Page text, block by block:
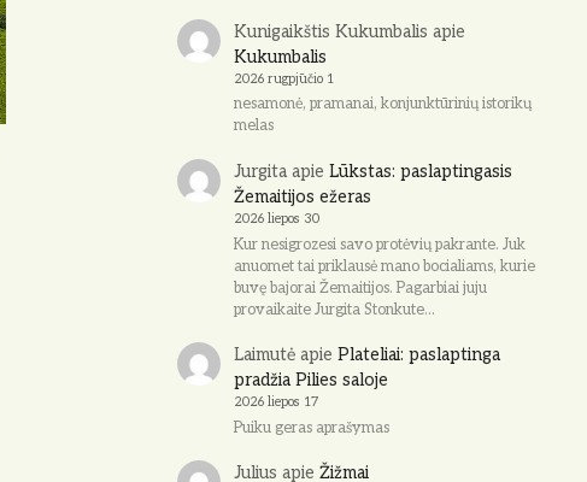
Kunigaikštis Kukumbalis apie
Kukumbalis
2026 rugpjūčio 1
nesamonė, pramanai, konjunktūrinių istorikų
melas
Jurgitaapie Lūkstas: paslaptingasis
Žemaitijos ežeras
2026 liepos 30
Kur nesigrozesi savo protėvių pakrante. Juk
anuomet tai priklausė mano bocialiams, kurie
buvę bajorai Žemaitijos. Pagarbiai juju
provaikaite Jurgita Stonkute…
Laimutėapie Plateliai: paslaptinga
pradžia Pilies saloje
2026 liepos 17
Puiku geras aprašymas
Julius apie Žižmai